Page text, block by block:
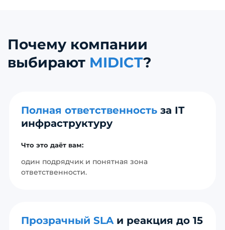
Почему компании
выбирают MIDICT?
Полная ответственность за IT
инфраструктуру
Что это даёт вам:
один подрядчик и понятная зона
ответственности.
Прозрачный SLAи реакция до 15